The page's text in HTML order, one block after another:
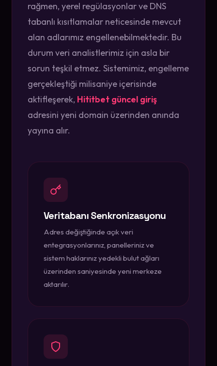
rağmen, yerel regülasyonlar ve DNS
tabanlı kısıtlamalar neticesinde mevcut
alan adlarımız engellenebilmektedir. Bu
durum veri analistlerimiz için asla bir
sorun teşkil etmez. Sistemimiz, engelleme
gerçekleştiği milisaniye içerisinde
aktifleşerek, Hititbet güncel giriş
adresini yeni domain üzerinden anında
yayına alır.
Veritabanı Senkronizasyonu
Adres değiştiğinde açık veri
entegrasyonlarınız, panelleriniz ve
sistem haklarınız yedekli bulut ağları
üzerinden saniyesinde yeni merkeze
aktarılır.